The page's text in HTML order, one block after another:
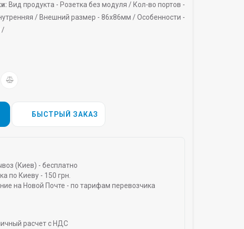
Вид продукта - Розетка без модуля / Кол-во портов -
/ Внешний размер - 86х86мм /Особенности -
/
БЫСТРЫЙ ЗАКАЗ
(Киев) - бесплатно
по Киеву - 150 грн.
на Новой Почте - по тарифам перевозчика
расчет с НДС